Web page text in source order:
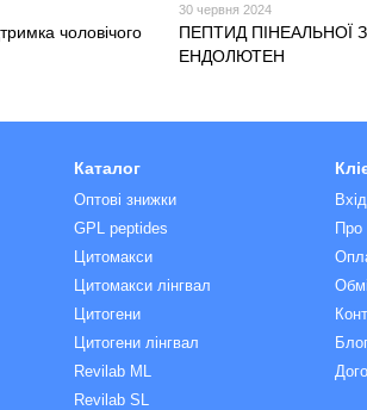
чоловічого
30 червня 2024
ПЕПТИД ПІНЕАЛЬНОЇ
ЕНДОЛЮТЕН
Каталог
Оптові знижки
GPL peptides
Цитомакси
Цитомакси лінгвал
Цитогени
Цитогени лінгвал
Revilab ML
Revilab SL
Про